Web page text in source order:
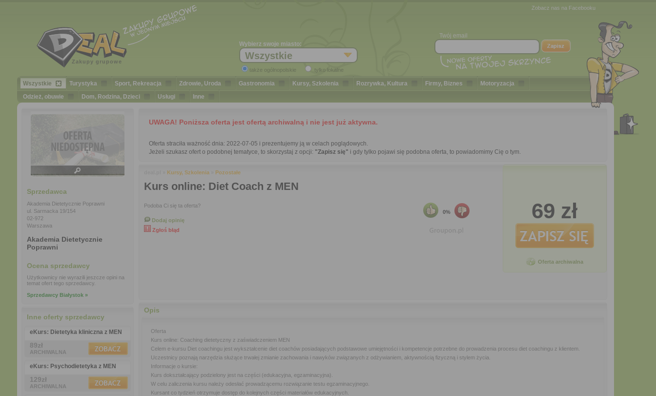
Zakupy grupowe
Wybierz swoje miasto:
Wszystkie
także ogólnopolskie tylko lokalne
Twój email
Zobacz nas na Facebooku
Wszystkie Turystyka Sport, Rekreacja Zdrowie, Uroda Gastronomia Kursy, Szkolenia Rozrywka, Kultura Firmy, Biznes
Motoryzacja
Odzież, obuwie
Dom, Rodzina, Dzieci Usługi Inne
Sprzedawca
Akademia Dietetycznie Poprawni
ul. Sarmacka 19/154
02-972
Warszawa
Akademia Dietetycznie
Poprawni
Ocena sprzedawcy
Użytkownicy nie wyrazili jeszcze opini na
temat ofert tego sprzedawcy.
Sprzedawcy Białystok »
Inne oferty sprzedawcy
eKurs: Dietetyka kliniczna z MEN
89zł
ARCHIWALNA
eKurs: Psychodietetyka z MEN
129zł
ARCHIWALNA
UWAGA! Poniższa oferta jest ofertą archiwalną i nie jest już aktywna.
Oferta straciła ważność dnia: 2022-07-05 i prezentujemy ją w celach poglądowych.
Jeżeli szukasz ofert o podobnej tematyce, to skorzystaj z opcji: "Zapisz się" i gdy tylko pojawi się podobna oferta, to powiadomimy Cię o tym.
Kursy, Szkolenia Pozostałe
Kurs online: Diet Coach z MEN
Podoba Ci się ta oferta?
Dodaj opinię
Zgłoś błąd
0% 69 zł
Oferta archiwalna
Opis
Oferta
Kurs online: Coaching dietetyczny z zaświadczeniem MEN
Celem e-kursu Diet coachingu jest wykształcenie diet coachów posiadających podstawowe umiejętności i kompetencje potrzebne do prowadzenia procesu diet coachingu z klientem.
Uczestnicy poznają narzędzia służące trwałej zmianie zachowania i nawyków związanych z odżywianiem, aktywnością fizyczną i stylem życia.
Informacje o kursie:
Kurs dokształcający podzielony jest na części (edukacyjna, egzaminacyjna).
W celu zaliczenia kursu należy odesłać prowadzącemu rozwiązanie testu egzaminacyjnego.
Kursant co tydzień otrzymuje dostęp do kolejnych części materiałów edukacyjnych.